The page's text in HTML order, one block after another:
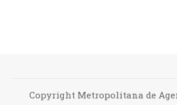
Copyright Metropolitana de